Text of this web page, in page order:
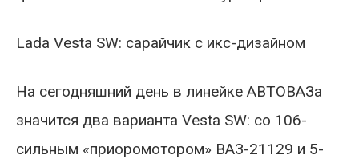
Lada Vesta SW: сарайчик с икс-дизайном
На сегодняшний день в линейке АВТОВАЗа
значится два варианта Vesta SW: со 106-
сильным «приоромотором» ВАЗ-21129 и 5-